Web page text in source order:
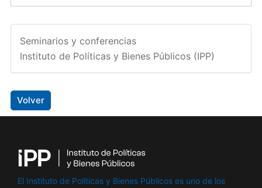
Seminarios y conferencias
Instituto de Políticas y Bienes Públicos (IPP)
Volver
El Instituto de Políticas y Bienes Públicos es uno de los